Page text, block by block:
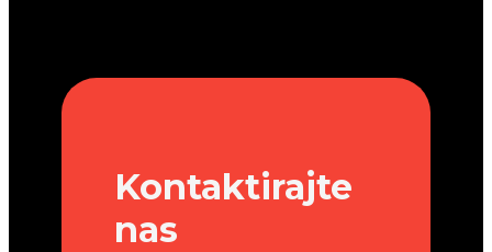
Kontaktirajte
nas